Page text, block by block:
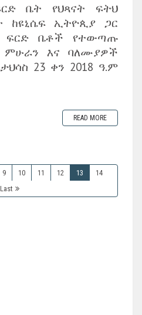
ቤት የህጻናት ፍትህ
ከዩኒሴፍ ኢትዮጲያ ጋር
ፍርድ ቤቶች የተውጣጡ
ምሁራን እና ባለሙያዎች
23 ቀን 2018 ዓ.ም
READ MORE
9 10 11 12 13
14
Last